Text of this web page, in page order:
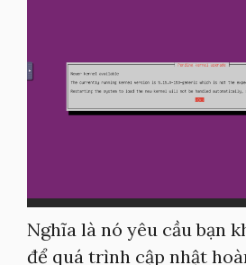
Nghĩa là nó yêu cầu bạn
để quá trình cập nhật